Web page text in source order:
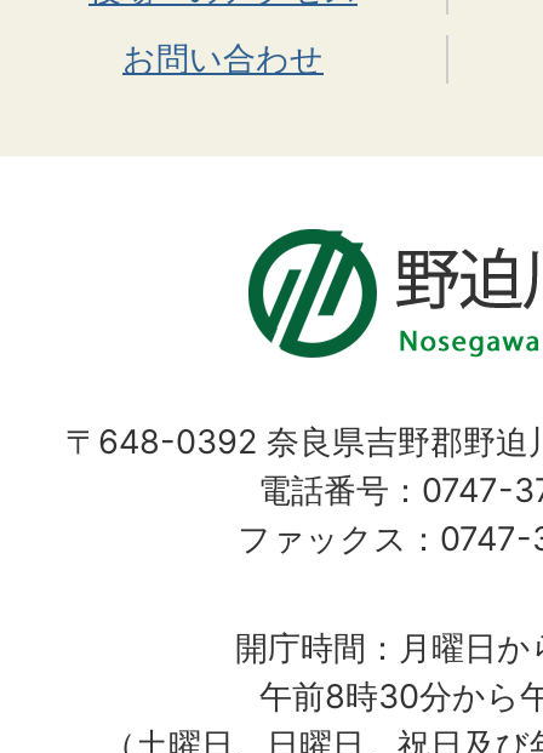
お問い合わせ
〒648-0392 奈良県吉野郡野迫
電話番号：0747-
ファックス：
開庁時間：月曜日か
午前8時30分から